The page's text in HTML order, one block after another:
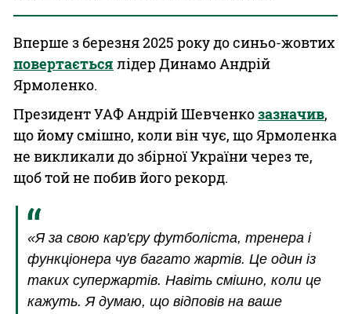
Вперше з березня 2025 року до синьо-жовтих
повертається лідер Динамо Андрій
Ярмоленко.
Президент УАФ Андрій Шевченкозазначив,
що йому смішно, коли він чує, що Ярмоленка
не викликали до збірної України через те,
щоб той не побив його рекорд.
«Я за свою кар'єру футболіста, тренера і
функціонера чув багато жартів. Це один із
таких супержартів. Навіть смішно, коли це
кажуть. Я думаю, що відповів на ваше